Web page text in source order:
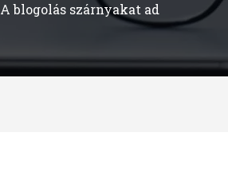
A blogolás szárnyakat ad